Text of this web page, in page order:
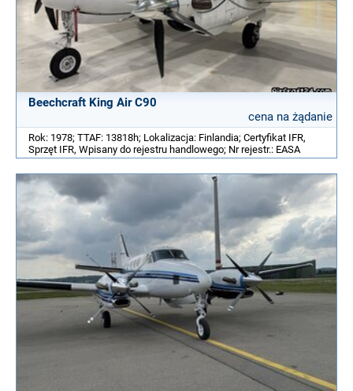
Beechcraft King Air C90
cena na żądanie
Rok: 1978; TTAF: 13818h; Lokalizacja: Finlandia; Certyfikat IFR,
Sprzęt IFR, Wpisany do rejestru handlowego; Nr rejestr.: EASA